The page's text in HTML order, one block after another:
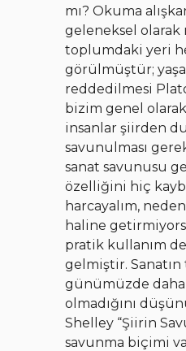
mı? Okuma
geleneksel olarak
toplumdaki yeri
görülmüştür;
reddedilmesi
bizim genel
insanlar şiirden
savunulması
sanat savunusu
özelliğini hiç
harcayalım,
haline
pratik kullanım
gelmiştir.
günümüzde daha
olmadığını
Shelley “Şiirin
savunma biçimi